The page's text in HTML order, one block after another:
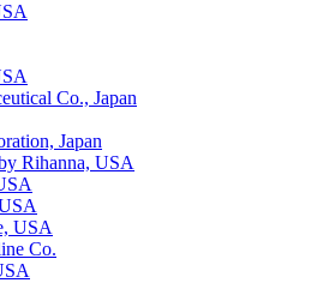
Co., Japan
Japan
Rihanna, USA
USA
Co.